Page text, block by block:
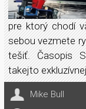
pre ktorý chodí
sebou vezmete
tešiť. Časopis
takejto
Mike Bull